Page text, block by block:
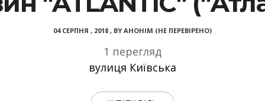
04 СЕРПНЯ , 2018 , BY АНОНІМ (НЕ ПЕРЕВІРЕНО)
1 перегляд
вулиця Київська